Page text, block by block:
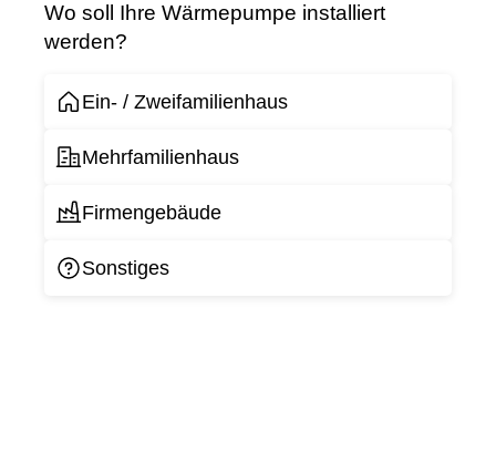
Wo soll Ihre Wärmepumpe installiert
werden?
Ein- / Zweifamilienhaus
Mehrfamilienhaus
Firmengebäude
Sonstiges